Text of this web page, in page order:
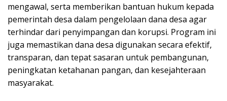
mengawal, serta memberikan bantuan hukum kepada
pemerintah desa dalam pengelolaan dana desa agar
terhindar dari penyimpangan dan korupsi. Program ini
juga memastikan dana desa digunakan secara efektif,
transparan, dan tepat sasaran untuk pembangunan,
peningkatan ketahanan pangan, dan kesejahteraan
masyarakat.